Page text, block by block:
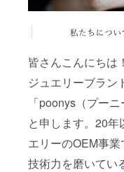
皆さんこんにちは！
ジュエリーブラン
「poonys（プーニ
と申します。20年
エリーのOEM事業
技術力を磨いてい